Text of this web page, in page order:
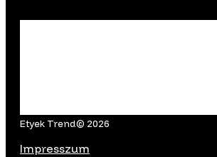
Etyek Trend© 2026
Impresszum